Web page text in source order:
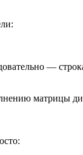
—
матрицы